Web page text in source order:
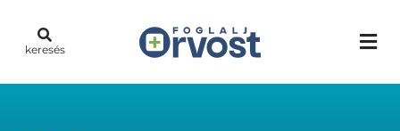
keresés